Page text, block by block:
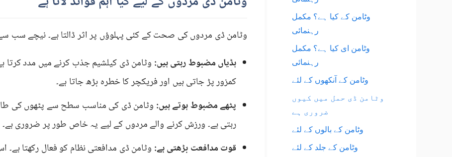
وٹامن ڈی مردوں کی صحت کے کئی پہلوؤں پر اثر ڈالتا ہے۔ نیچے سب سے
ہڈیاں مضبوط رہتی ہیں: وٹامن ڈی کیلشیم جذب کرنے میں مدد کرتا
کمزور پڑ جاتی ہیں اور فریکچر کا خطرہ بڑھ جاتا ہے۔
پٹھے مضبوط ہوتے ہیں: وٹامن ڈی کی مناسب سطح سے پٹھوں کی
رہتی ہے۔ ورزش کرنے والے مردوں کے لیے یہ خاص طور پر ضروری ہے۔
قوت مدافعت بڑھتی ہے: وٹامن ڈی مدافعتی نظام کو فعال رکھتا ہے۔
وٹامن کے کیا ہے؟ مکمل
رہنمائی
وٹامن ای کیا ہے؟ مکمل
رہنمائی
وٹامن کے آنکھوں کے لئے
وٹامن ڈی حمل میں کیوں
ضروری ہے
وٹامن کے بالوں کے لئے
وٹامن کے جلد کے لئے